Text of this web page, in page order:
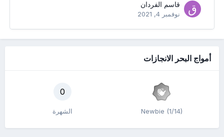
قاسم الفردان
نوفمبر 4, 2021
أمواج البحر الانجازات
Newbie (1/14)
0
الشهرة